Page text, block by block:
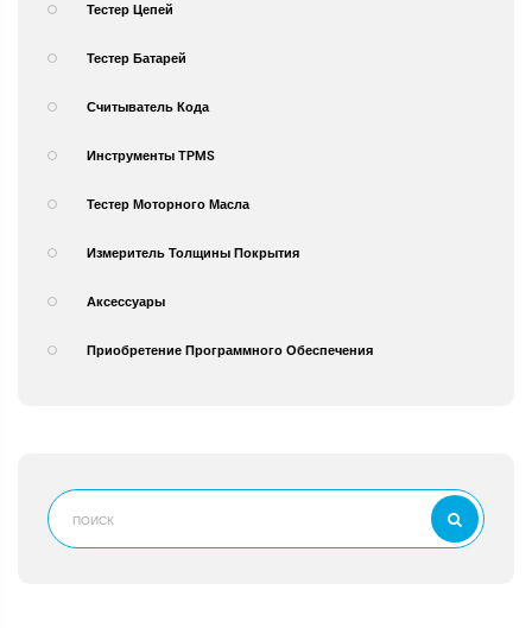
Тестер Цепей
Тестер Батарей
Считыватель Кода
Инструменты TPMS
Тестер Моторного Масла
Измеритель Толщины Покрытия
Аксессуары
Приобретение Программного Обеспечения